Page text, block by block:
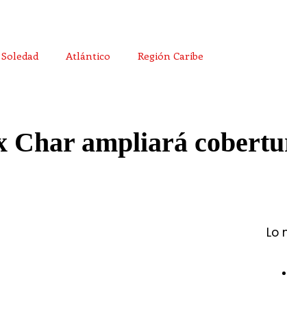
Soledad Atlántico Región Caribe
Char ampliará
Lo